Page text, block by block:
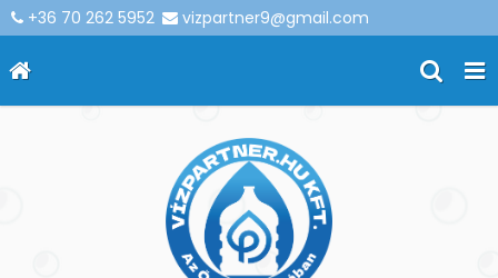
+36 70 262 5952 vizpartner9@gmail.com